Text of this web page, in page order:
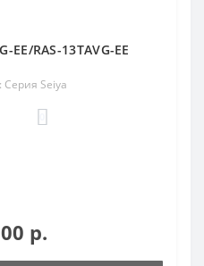
EE/RAS-13TAVG-EE
Серия Seiya
р.